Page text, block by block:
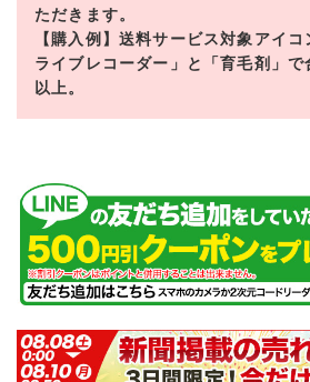
ただきます。
【購入例】送料サービス対象アイ
ライブレコーダー」と「育毛剤」
以上。